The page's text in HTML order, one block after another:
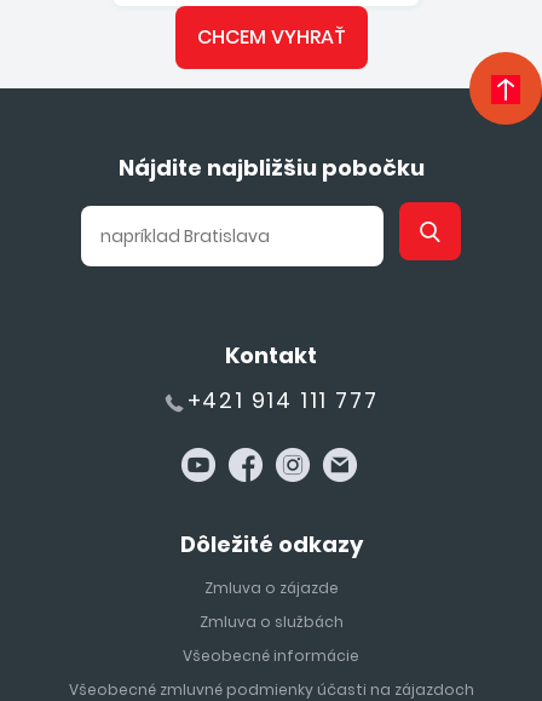
CHCEM VYHRAŤ
Nájdite najbližšiu pobočku
Kontakt
+421 914 111 777
Dôležité odkazy
Zmluva o zájazde
Zmluva o službách
Všeobecné informácie
Všeobecné zmluvné podmienky účasti na zájazdoch